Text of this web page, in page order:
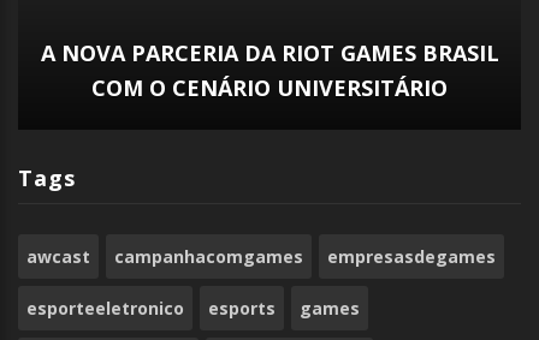
PATROCINADORES OFICIAIS PARA SEGUNDO
SPLIT
Tags
awcast campanhacomgames empresasdegames
esporteeletronico esports games